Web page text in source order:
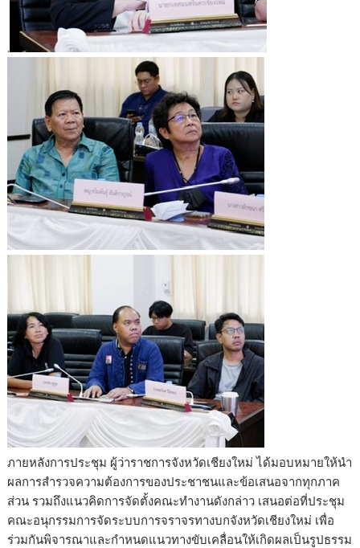
.
ภายหลังการประชุม ผู้ว่าราชการจังหวัดเชียงใหม่ ได้มอบหมายให้นำ
ผลการสำรวจความต้องการของประชาชนและข้อเสนอจากทุกภาค
ส่วน รวมถึงแนวคิดการจัดตั้งคณะทำงานดังกล่าว เสนอต่อที่ประชุม
คณะอนุกรรมการจัดระบบการจราจรทางบกจังหวัดเชียงใหม่ เพื่อ
ร่วมกันพิจารณาและกำหนดแนวทางขับเคลื่อนให้เกิดผลเป็นรูปธรรม